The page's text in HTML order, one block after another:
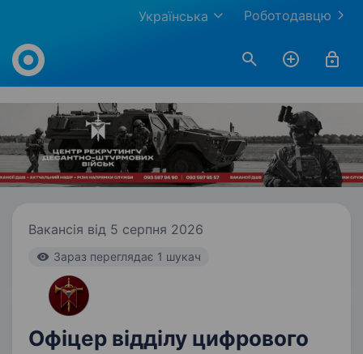
Роботодавцю
Українська
Work.ua
Вакансія від 5 серпня 2026
Зараз переглядає 1 шукач
Офіцер відділу цифрового